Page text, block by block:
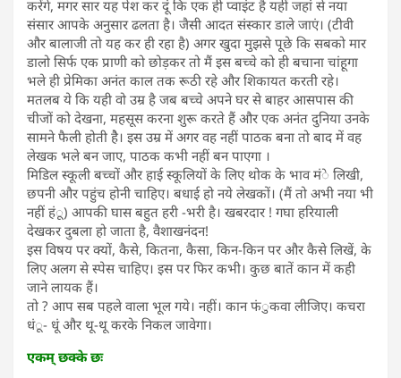
करेंगे, मगर सार यह पेश कर दूं कि एक ही प्वाइंट है यहीं जहां से नया
संसार आपके अनुसार ढलता है। जैसी आदत संस्कार डाले जाएं। (टीवी
और बालाजी तो यह कर ही रहा है) अगर खुदा मुझसे पूछे कि सबको मार
डालो सिर्फ एक प्राणी को छोड़कर तो मैं इस बच्चे को ही बचाना चांहूगा
भले ही प्रेमिका अनंत काल तक रूठी रहे और शिकायत करती रहे।
मतलब ये कि यही वो उम्र है जब बच्चे अपने घर से बाहर आसपास की
चीजों को देखना, महसूस करना शुरू करते हैं और एक अनंत दुनिया उनके
सामने फैली होती हैे। इस उम्र में अगर वह नहीं पाठक बना तो बाद में वह
लेखक भले बन जाए, पाठक कभी नहीं बन पाएगा ।
मिडिल स्कूली बच्चों और हाई स्कूलियों के लिए थोक के भाव मंे लिखी,
छपनी और पहुंच होनी चाहिए। बधाई हो नये लेखकों। (मैं तो अभी नया भी
नहीं हंू) आपकी घास बहुत हरी -भरी है। खबरदार ! गघा हरियाली
देखकर दुबला हो जाता है, वैशाखनंदन!
इस विषय पर क्यों, कैसे, कितना, कैसा, किन-किन पर और कैसे लिखें, के
लिए अलग से स्पेस चाहिए। इस पर फिर कभी। कुछ बातें कान में कही
जाने लायक हैं।
तो ? आप सब पहले वाला भूल गये। नहीं। कान फंुकवा लीजिए। कचरा
धंू- धूं और थू-थू करके निकल जावेगा।
एकम् छक्के छः